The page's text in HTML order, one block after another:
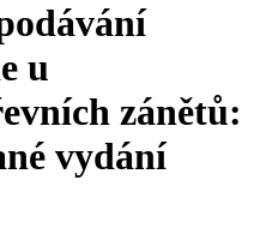
u
zánětů:
vydání